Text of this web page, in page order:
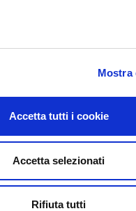
Mostra
Accetta tutti i cookie
Accetta selezionati
Rifiuta tutti
Contatti
e
AUTODIS
Viale
68/2 –